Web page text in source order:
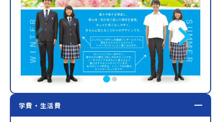
学費・生活費